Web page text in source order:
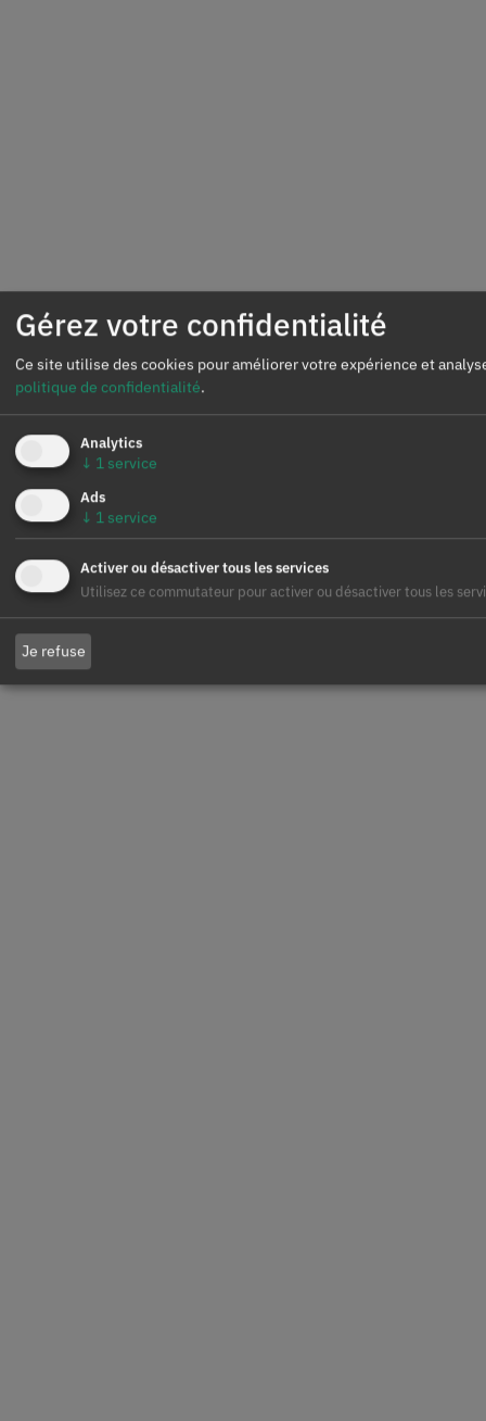
Gérez votre confidentialité
Ce site utilise des cookies pour améliorer votre expérience et
politique de confidentialité.
Analytics
↓ 1 service
Ads
↓ 1 service
Activer ou désactiver tous les services
Utilisez ce commutateur pour activer ou désactiver tous les
Je refuse